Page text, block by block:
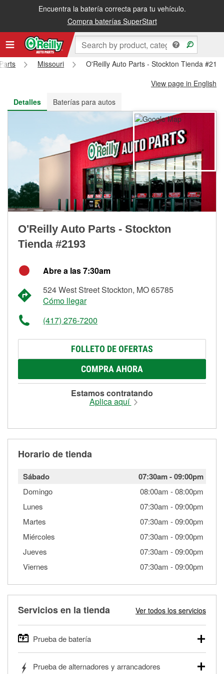
Encuentra la batería correcta para tu vehículo.
Compra baterías SuperStart
Recibe tu orden gratis al día siguiente o recógela en la tienda
Missouri
O'Reilly Auto Parts - Stockton Tienda
View page in English
Detalles
Baterías para autos
O'Reilly Auto Parts - Stockton
Tienda #2193
Abre a las 7:30am
524 West Street Stockton, MO 65785
Cómo llegar
(417) 276-7200
FOLLETO DE OFERTAS
COMPRA AHORA
Estamos contratando
Aplica aquí
Horario de tienda
Sábado 07:30am-09:00pm
Domingo 08:00am -08:00pm
Lunes
07:30am -09:00pm
Martes
07:30am -09:00pm
Miércoles
07:30am -09:00pm
Jueves
07:30am -09:00pm
Viernes
07:30am -09:00pm
Servicios en la tienda Ver todos los servicios
Prueba de batería
autos, camionetas, SUVs, vehículos comerciales y
Prueba de alternadores y arrancadores